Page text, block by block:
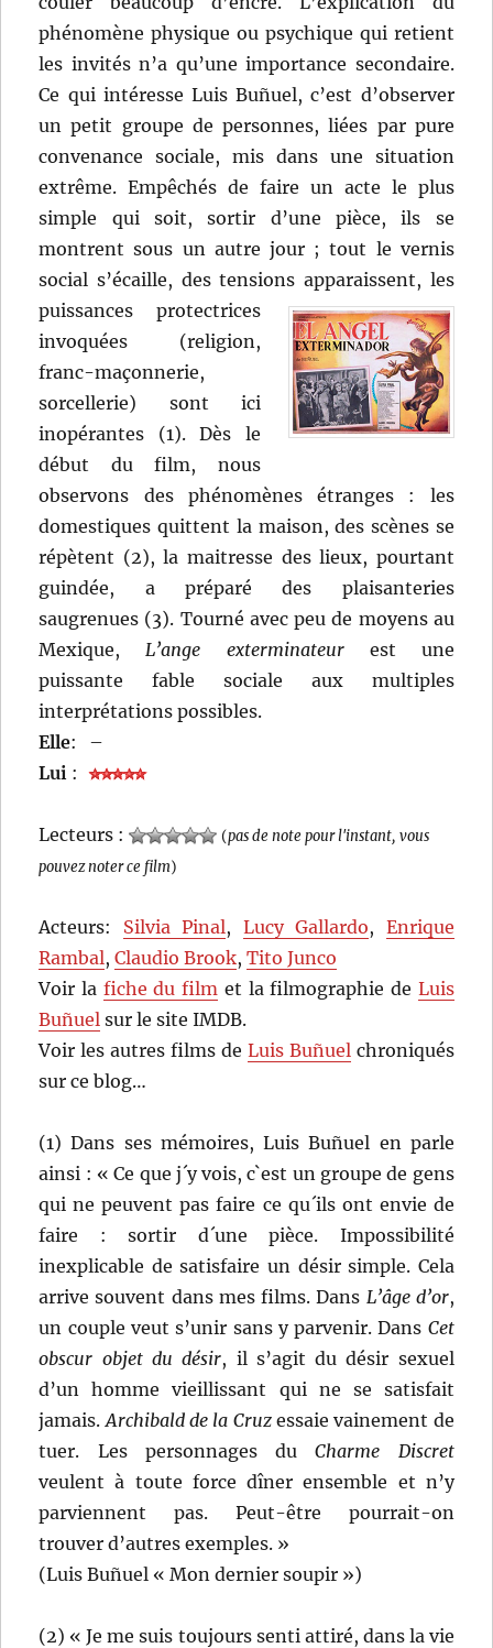
phénomène physique ou psychique qui retient
les invités n’a qu’une importance secondaire.
Ce qui intéresse Luis Buñuel, c’est d’observer
un petit groupe de personnes, liées par pure
convenance sociale, mis dans une situation
extrême. Empêchés de faire un acte le plus
simple qui soit, sortir d’une pièce, ils se
montrent sous un autre jour ; tout le vernis
social s’écaille, des tensions apparaissent, les
puissances protectrices
invoquées (religion,
franc-maçonnerie,
sorcellerie) sont ici
inopérantes (1). Dès le
début du film, nous
observons des phénomènes étranges : les
domestiques quittent la maison, des scènes se
répètent (2), la maitresse des lieux, pourtant
guindée, a préparé des plaisanteries
saugrenues (3). Tourné avec peu de moyens au
Mexique, L’ange exterminateurest une
puissante fable sociale aux multiples
interprétations possibles.
Elle:
–
Lui :
Lecteurs : (pas de note pour l'instant, vous
pouvez noter ce film)
Acteurs: Silvia Pinal, Lucy Gallardo, Enrique
Rambal,Claudio Brook,Tito Junco
Voir la fiche du film et la filmographie de Luis
Buñuel sur le site IMDB.
Voir les autres films de Luis Buñuel chroniqués
sur ce blog…
(1) Dans ses mémoires, Luis Buñuel en parle
ainsi : « Ce que j´y vois, c`est un groupe de gens
qui ne peuvent pas faire ce qu´ils ont envie de
faire : sortir d´une pièce. Impossibilité
inexplicable de satisfaire un désir simple. Cela
arrive souvent dans mes films. Dans L’âge d’or,
un couple veut s’unir sans y parvenir. Dans Cet
obscur objet du désir, il s’agit du désir sexuel
d’un homme vieillissant qui ne se satisfait
jamais. Archibald de la Cruzessaie vainement de
tuer. Les personnages duCharme Discret
veulent à toute force dîner ensemble et n’y
parviennent pas. Peut-être pourrait-on
trouver d’autres exemples. »
(Luis Buñuel « Mon dernier soupir »)
(2) « Je me suis toujours senti attiré, dans la vie